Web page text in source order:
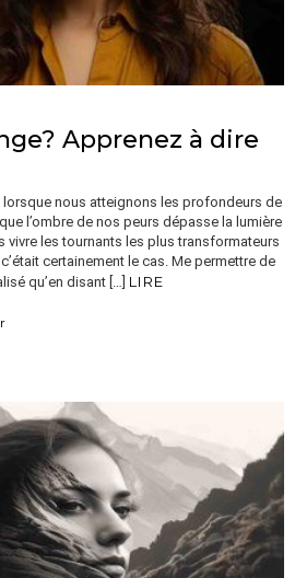
Apprenez à dire
lorsque nous atteignons les profondeurs de
l’ombre de nos peurs dépasse la lumière
vivre les tournants les plus transformateurs
certainement le cas. Me permettre de
qu’en disant […] LIRE